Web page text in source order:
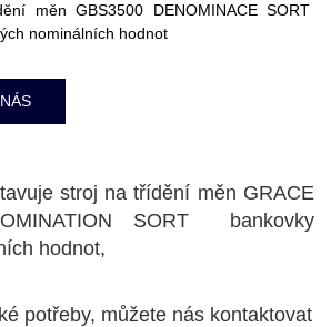
měn GBS3500 DENOMINACE SORT
nominálních hodnot
stroj na třídění měn GRACE
SORT bankovky
hodnot,
potřeby, můžete nás kontaktovat